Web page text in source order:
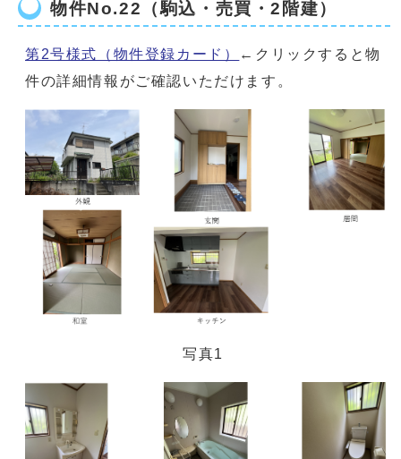
物件No.22（駒込・売買・2階建）
第2号様式（物件登録カード）
←クリックすると物
件の詳細情報がご確認いただけます。
写真1